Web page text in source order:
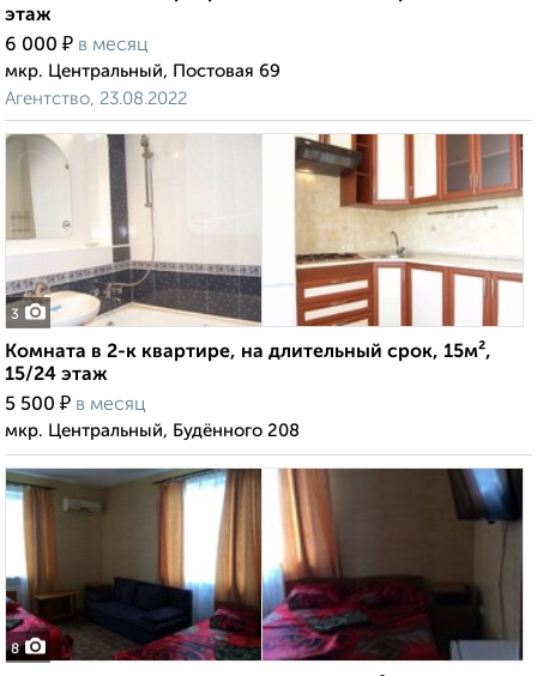
этаж
6 000 ₽ в месяц
мкр. Центральный, Постовая 69
Агентство, 23.08.2022
3
Комната в 2-к квартире, на длительный срок, 15м²,
15/24 этаж
5 500 ₽ в месяц
мкр. Центральный, Будённого 208
8